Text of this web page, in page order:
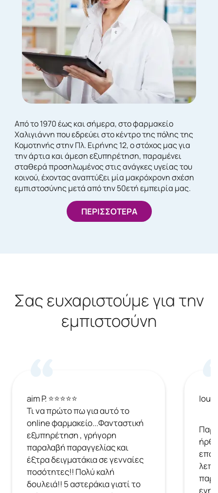
Από το 1970 έως και σήμερα, στο φαρμακείο
Χαλιγιάννη που εδρεύει στο κέντρο της πόλης της
Κομοτηνής στην Πλ. Ειρήνης 12, ο στόχος μας για
την άρτια και άμεση εξυπηρέτηση, παραμένει
σταθερά προσηλωμένος στις ανάγκες υγείας του
κοινού, έχοντας αναπτύξει μία μακρόχρονη σχέση
εμπιστοσύνης μετά από την 50ετή εμπειρία μας.
ΠΕΡΙΣΣΟΤΕΡΑ
Σας ευχαριστούμε για την
εμπιστοσύνη
aim P. ⭐⭐⭐⭐⭐
Τι να πρώτο πω για αυτό το
online φαρμακείο...Φανταστική
εξυπηρέτηση , γρήγορη
παραλαβή παραγγελίας και
έξτρα δειγματάκια σε γενναίες
ποσότητες!! Πολύ καλή
δουλειά!! 5 αστεράκια γιατί το
Ioulia